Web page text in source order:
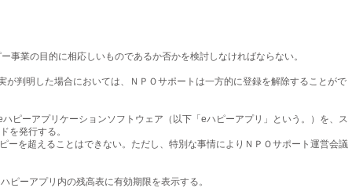
業の目的に相応しいものであるか否かを検討しなければならない。
明した場合においては、ＮＰＯサポートは一方的に登録を解除することがで
ーアプリケーションソフトウェア（以下「eハピーアプリ」という。）を、ス
を発行する。
を超えることはできない。ただし、特別な事情によりＮＰＯサポート運営会議
ーアプリ内の残高表に有効期限を表示する。